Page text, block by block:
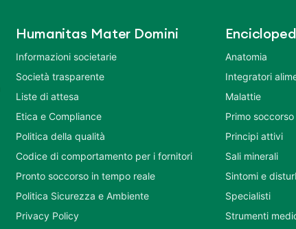
Humanitas Mater Domini
Informazioni societarie
Società trasparente
Liste di attesa
Etica e Compliance
Politica della qualità
Codice di comportamento per i fornitori
Pronto soccorso in tempo reale
Politica Sicurezza e Ambiente
Privacy Policy
Anatomia
Integratori
Malattie
Primo soccorso
Principi attivi
Sali minerali
Sintomi e
Specialisti
Strumenti